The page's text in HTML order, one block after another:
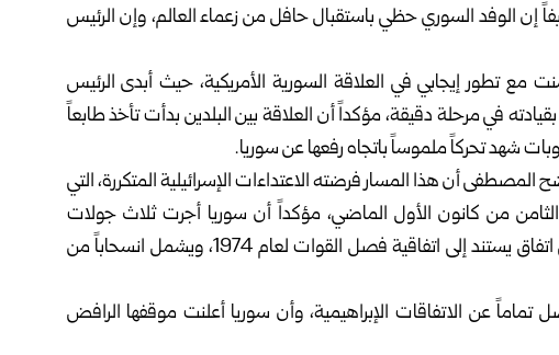
إن الوفد السوري حظي باستقبال حافل من زعماء العالم، وإن الرئيس
مع تطور إيجابي في العلاقة السورية الأمريكية، حيث أبدى الرئيس
في مرحلة دقيقة، مؤكداً أن العلاقة بين البلدين بدأت تأخذ طابعاً
شهد تحركاً ملموساً باتجاه رفعها عن سوريا.
أن هذا المسار فرضته الاعتداءات الإسرائيلية المتكررة، التي
و400 توغل بري بعد الثامن من كانون الأول الماضي، مؤكداً أن سوريا أجرت ثلاث جولات
تفاوضية مع الجانب الإسرائيلي بهدف التوصل إلى اتفاق يستند إلى اتفاقية فصل القوات لعام 1974، ويشمل انسحاباً من
عن الاتفاقات الإبراهيمية، وأن سوريا أعلنت موقفها الرافض